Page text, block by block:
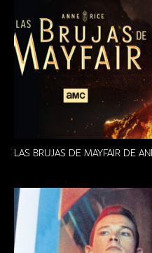
LAS BRUJAS DE MAYFAIR DE